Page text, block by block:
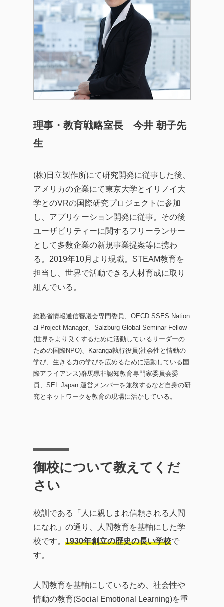
理事・教育戦略室長 今井 朝子先
生
(株)日立製作所にて研究開発に従事した後、
アメリカの企業にて東京大学とイリノイ大
学とのVRの国際研究プロジェクトに参加
し、アプリケーション開発に従事。その後
ユーザビリティーに関するフリーランサー
として多数企業の新規事業提案等に携わ
る。2019年10月より現職。STEAM教育を
担当し、世界で活動できる人材育成に取り
組んでいる。
総務省情報通信審議会専門委員、OECD SSES Nation
al Project Manager、Salzburg Global Seminar Fellow
(世界をより良くするために活動しているリーダーの
ための国際NPO)、Karanga執行役員(社会性と情動の
学び、生きる力の学びを広めるために活動している国
際アライアンス)群馬県非認知教育専門家委員会委
員、SEL Japan 運営メンバーを兼務するなど自身の研
究とネットワークを教育の現場に活かしている。
御校について教えてくだ
さい
校訓である「人に親しまれ信頼される人間
になれ」の通り、人間教育を基軸にした学
校です。 1930年創立の歴史の長い学校で
す。
人間教育を基軸にしているため、社会性や
情動の教育(Social Emotional Learning)を重